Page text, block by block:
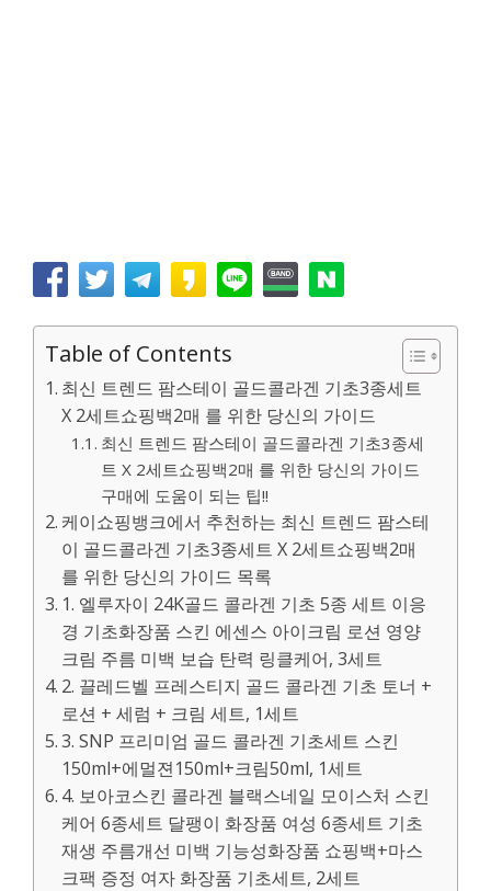
Table of Contents
최신 트렌드 팜스테이 골드콜라겐 기초3종세트
X 2세트쇼핑백2매 를 위한 당신의 가이드
최신 트렌드 팜스테이 골드콜라겐 기초3종세
트 X 2세트쇼핑백2매 를 위한 당신의 가이드
구매에 도움이 되는 팁!!
케이쇼핑뱅크에서 추천하는 최신 트렌드 팜스테
이 골드콜라겐 기초3종세트 X 2세트쇼핑백2매
를 위한 당신의 가이드 목록
1. 엘루자이 24K골드 콜라겐 기초 5종 세트 이응
경 기초화장품 스킨 에센스 아이크림 로션 영양
크림 주름 미백 보습 탄력 링클케어, 3세트
2. 끌레드벨 프레스티지 골드 콜라겐 기초 토너 +
로션 + 세럼 + 크림 세트, 1세트
3. SNP 프리미엄 골드 콜라겐 기초세트 스킨
150ml+에멀젼150ml+크림50ml, 1세트
4. 보아코스킨 콜라겐 블랙스네일 모이스처 스킨
케어 6종세트 달팽이 화장품 여성 6종세트 기초
재생 주름개선 미백 기능성화장품 쇼핑백+마스
크팩 증정 여자 화장품 기초세트, 2세트